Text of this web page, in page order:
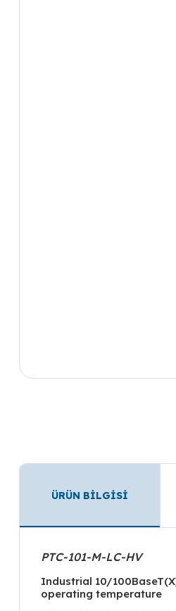
ÜRÜN BİLGİSİ
PTC-101-M-LC-HV
Industrial 10/
operating temperature